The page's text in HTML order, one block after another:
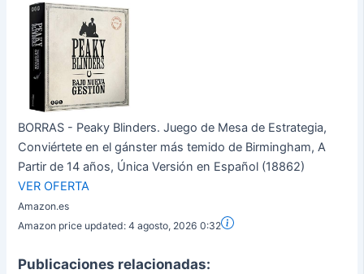
BORRAS - Peaky Blinders. Juego de Mesa de Estrategia,
Conviértete en el gánster más temido de Birmingham, A
Partir de 14 años, Única Versión en Español (18862)
VER OFERTA
Amazon.es
Amazon price updated:4 agosto, 2026 0:32
Publicaciones relacionadas: